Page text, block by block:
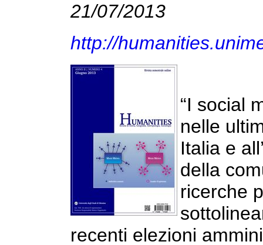
21/07/2013
http://
“I social
nelle
Italia e
della
ricerche
recenti elezioni